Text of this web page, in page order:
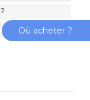
Où acheter ?